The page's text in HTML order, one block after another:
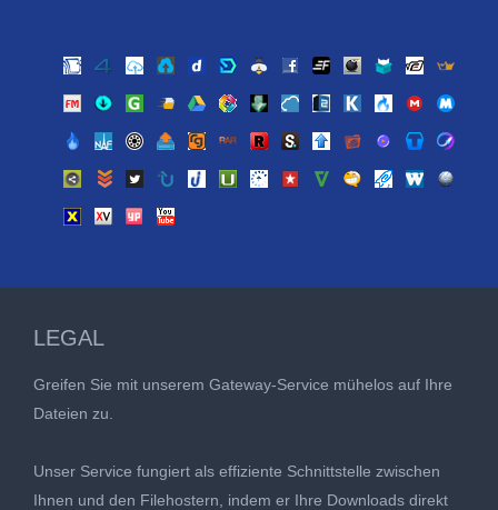
LEGAL
Greifen Sie mit unserem Gateway-Service mühelos auf Ihre
Dateien zu.
Unser Service fungiert als effiziente Schnittstelle zwischen
Ihnen und den Filehostern, indem er Ihre Downloads direkt